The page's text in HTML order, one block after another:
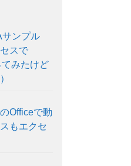
サンプル
スで
みたけど
Officeで動
もエクセ